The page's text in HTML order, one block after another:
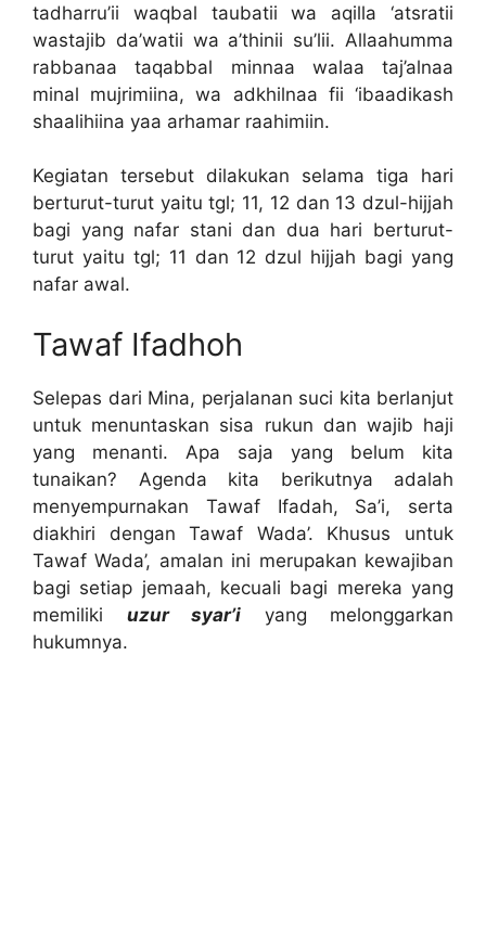
tadharru’ii waqbal taubatii wa aqilla ‘atsratii
wastajib da’watii wa a’thinii su’lii. Allaahumma
rabbanaa taqabbal minnaa walaa taj’alnaa
minal mujrimiina, wa adkhilnaa fii ‘ibaadikash
shaalihiina yaa arhamar raahimiin.
Kegiatan tersebut dilakukan selama tiga hari
berturut-turut yaitu tgl; 11, 12 dan 13 dzul-hijjah
bagi yang nafar stani dan dua hari berturut-
turut yaitu tgl; 11 dan 12 dzul hijjah bagi yang
nafar awal.
Tawaf Ifadhoh
Selepas dari Mina, perjalanan suci kita berlanjut
untuk menuntaskan sisa rukun dan wajib haji
yang menanti. Apa saja yang belum kita
tunaikan? Agenda kita berikutnya adalah
menyempurnakan Tawaf Ifadah, Sa’i, serta
diakhiri dengan Tawaf Wada’. Khusus untuk
Tawaf Wada’, amalan ini merupakan kewajiban
bagi setiap jemaah, kecuali bagi mereka yang
memiliki uzur syar’i yang melonggarkan
hukumnya.